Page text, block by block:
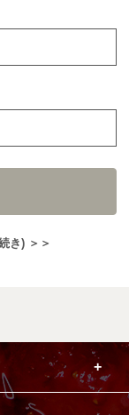
き) ＞＞